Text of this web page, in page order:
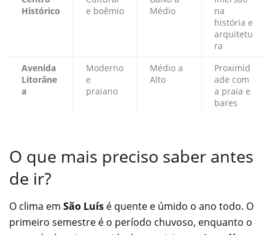
Histórico
e boêmio
Médio
na
história e
arquitetu
ra
Avenida
Litorâne
a
Moderno
e
praiano
Médio a
Alto
Proximid
ade com
a praia e
bares
O que mais preciso saber antes
de ir?
O clima em São Luís é quente e úmido o ano todo. O
primeiro semestre é o período chuvoso, enquanto o